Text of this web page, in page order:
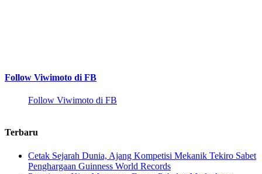
Follow Viwimoto di FB
Follow Viwimoto di FB
Terbaru
Cetak Sejarah Dunia, Ajang Kompetisi Mekanik Tekiro Sabet
Penghargaan Guinness World Records